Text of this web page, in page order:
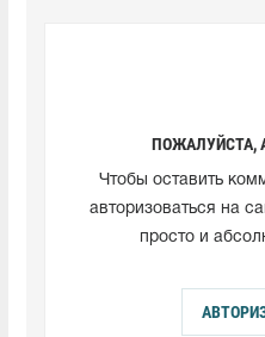
ПОЖАЛУЙСТА,
Чтобы оставить
авторизоваться на
просто и